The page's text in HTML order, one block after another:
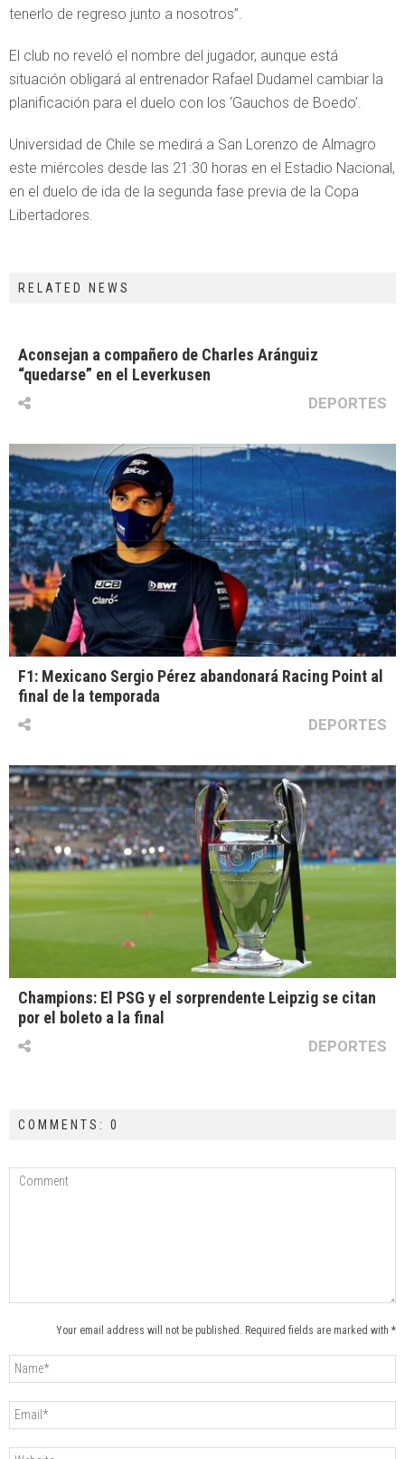
tenerlo de regreso junto a nosotros”.
El club no reveló el nombre del jugador, aunque está
situación obligará al entrenador Rafael Dudamel cambiar la
planificación para el duelo con los ‘Gauchos de Boedo’.
Universidad de Chile se medirá a San Lorenzo de Almagro
este miércoles desde las 21:30 horas en el Estadio Nacional,
en el duelo de ida de la segunda fase previa de la Copa
Libertadores.
RELATED NEWS
Aconsejan a compañero de Charles Aránguiz
“quedarse” en el Leverkusen
DEPORTES
F1: Mexicano Sergio Pérez abandonará Racing Point al
final de la temporada
DEPORTES
Champions: El PSG y el sorprendente Leipzig se citan
por el boleto a la final
DEPORTES
COMMENTS: 0
Your email address will not be published. Required fields are marked with *